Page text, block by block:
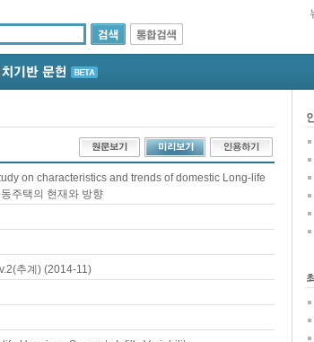
on characteristics and trends of domestic Long-life
주택의 현재와 방향
추계) (2014-11)